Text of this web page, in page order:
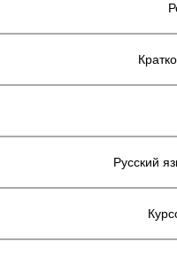
Русский